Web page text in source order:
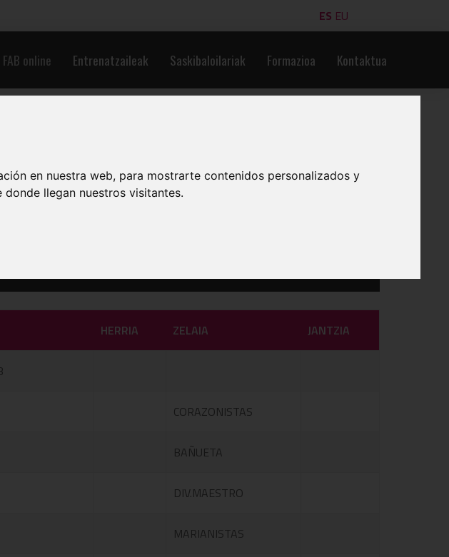
en nuestra web, para mostrarte contenidos personalizados y
llegan nuestros visitantes.
ES EU
FAB online Entrenatzaileak Saskibaloilariak Formazioa Kontaktua
HERRIA ZELAIA JANTZIA
CORAZONISTAS
BAÑUETA
DIV.MAESTRO
MARIANISTAS